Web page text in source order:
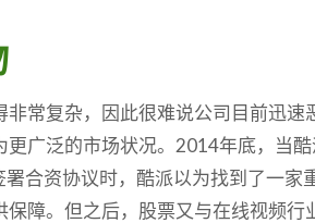
非常复杂，因此很难说公司目前迅速
更广泛的市场状况。2014年底，当
署合资协议时，酷派以为找到了一家
障。但之后，股票又与在线视频行